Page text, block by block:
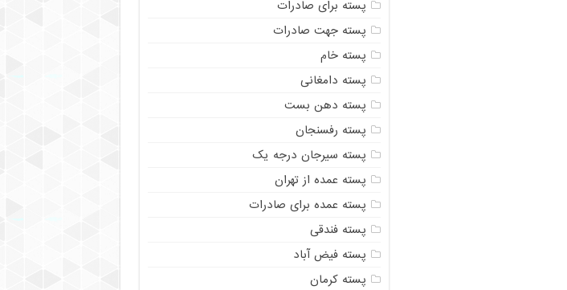
پسته برای صادرات
پسته جهت صادرات
پسته خام
پسته دامغانی
پسته دهن بست
پسته رفسنجان
پسته سیرجان درجه یک
پسته عمده از تهران
پسته عمده برای صادرات
پسته فندقی
پسته فیض آباد
پسته کرمان